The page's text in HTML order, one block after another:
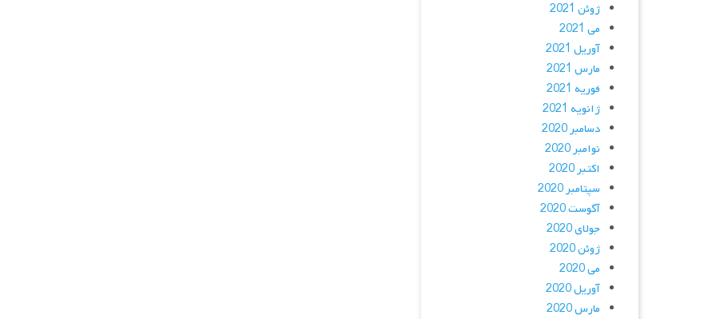
ژوئن 2021
می 2021
آوریل 2021
مارس 2021
فوریه 2021
ژانویه 2021
دسامبر 2020
نوامبر 2020
اکتبر 2020
سپتامبر 2020
آگوست 2020
جولای 2020
ژوئن 2020
می 2020
آوریل 2020
مارس 2020